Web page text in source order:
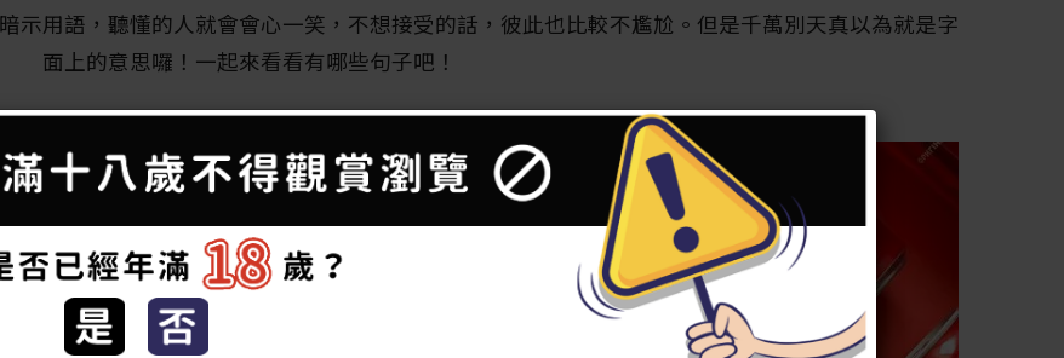
示用語，聽懂的人就會會心一笑，不想接受的話，彼此也比較不尷尬。但是千萬別天真以為就是字
面上的意思囉！一起來看看有哪些句子吧！